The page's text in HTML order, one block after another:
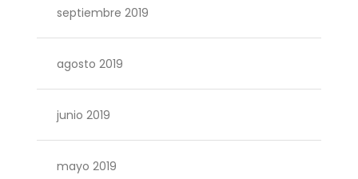
septiembre 2019
agosto 2019
junio 2019
mayo 2019